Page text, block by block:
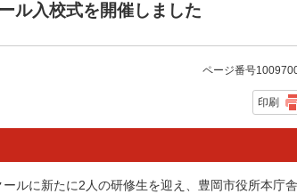
ル入校式を開催しました
ページ番号
印刷
ルに新たに2人の研修生を迎え、豊岡市役所本庁舎